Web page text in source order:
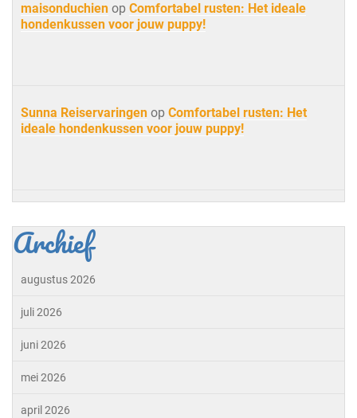
maisonduchien op Comfortabel rusten: Het ideale
hondenkussen voor jouw puppy!
Sunna Reiservaringen op Comfortabel rusten: Het
ideale hondenkussen voor jouw puppy!
Archief
augustus 2026
juli 2026
juni 2026
mei 2026
april 2026